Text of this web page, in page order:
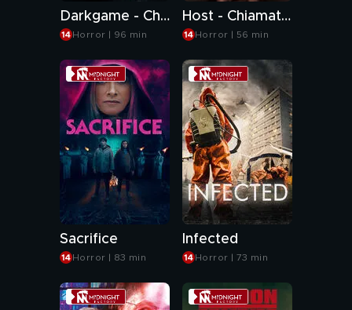
Darkgame - Chi non muore vince
Horror | 96 min
Host - Chiamata mortale
Horror | 56 min
Sacrifice
Horror | 83 min
Infected
Horror | 73 min